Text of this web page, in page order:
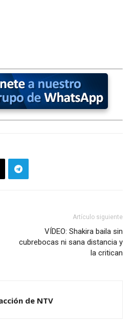
Artículo siguiente
VÍDEO: Shakira baila sin
cubrebocas ni sana distancia y
la critican
de NTV